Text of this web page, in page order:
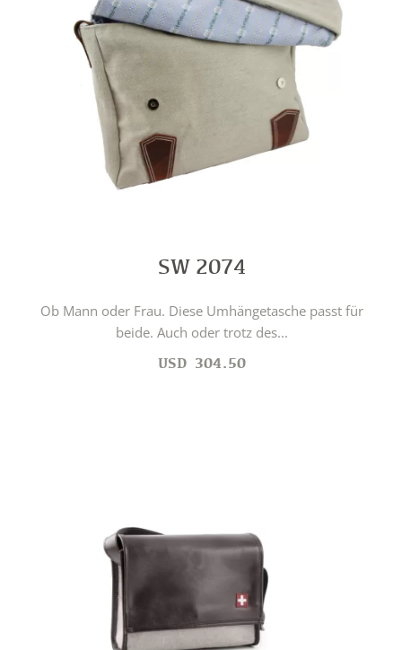
SW 2074
Ob Mann oder Frau. Diese Umhängetasche passt für
beide. Auch oder trotz des...
USD 304.50